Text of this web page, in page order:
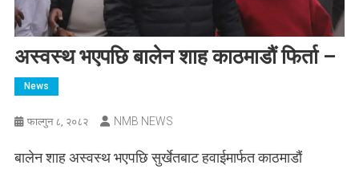
अस्वस्थ भएपछि बालेन शाह काठमाडौं फिर्ता –
News
फाल्गुन ८, २०८२ NMB NEWS
बालेन शाह अस्वस्थ भएपछि सुर्खेतबाट हवाईमार्फत काठमाडौं